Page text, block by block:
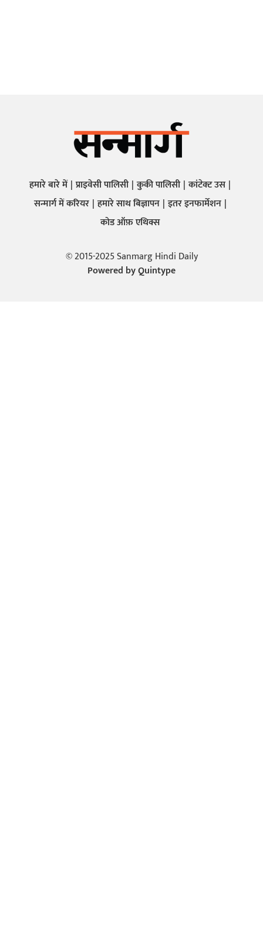
हमारे बारे में प्राइवेसी पालिसी कुकी पालिसी कांटेक्ट उस
सन्मार्ग में करियर हमारे साथ बिज्ञापन इतर इनफार्मेशन
कोड ऑफ़ एथिक्स
© 2015-2025 Sanmarg Hindi Daily
Powered byQuintype